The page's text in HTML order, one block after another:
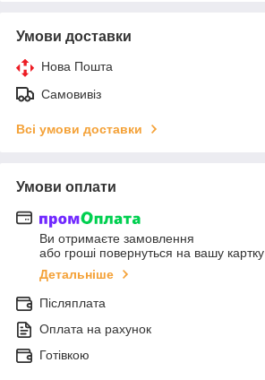
Умови доставки
Нова Пошта
Самовивіз
Всі умови доставки
Умови оплати
Ви отримаєте замовлення
або гроші повернуться на вашу картку
Детальніше
Післяплата
Оплата на рахунок
Готівкою